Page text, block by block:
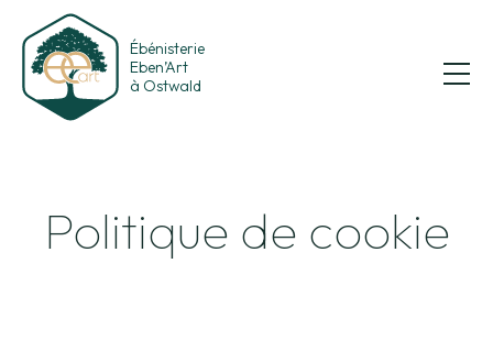
Ébénisterie
Eben’Art
à Ostwald
Politique de cookie